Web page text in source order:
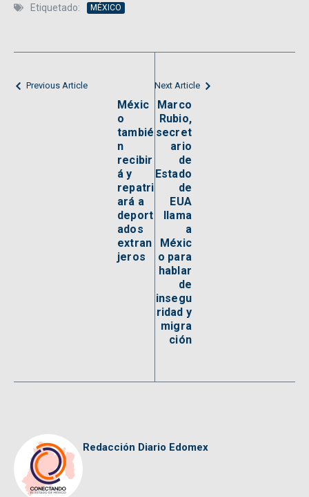
Etiquetado: MÉXICO
Previous Article
Méxic
o
tambié
n
recibir
á y
repatri
ará a
deport
ados
extran
jeros
Next Article
Marco
Rubio,
secret
ario
de
Estado
de
EUA
llama
a
Méxic
o para
hablar
de
insegu
ridad y
migra
ción
Redacción Diario Edomex